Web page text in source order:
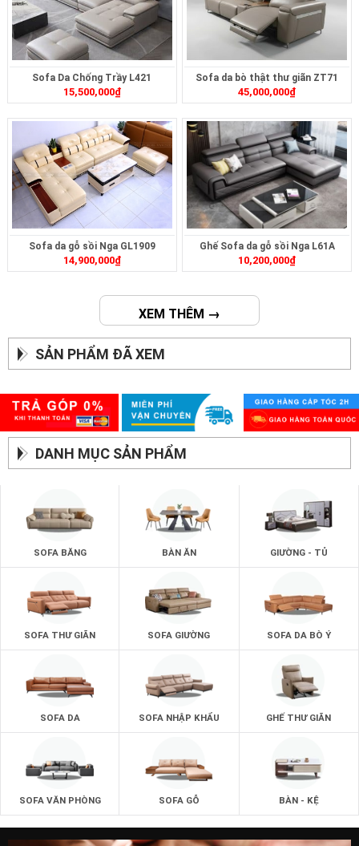
Sofa Da Chống Trầy L421
15,500,000₫
Sofa da bò thật thư giãn ZT71
45,000,000₫
Sofa da gỗ sồi Nga GL1909
14,900,000₫
Ghế Sofa da gỗ sồi Nga L61A
10,200,000₫
XEM THÊM →
SẢN PHẨM ĐÃ XEM
DANH MỤC SẢN PHẨM
SOFA BĂNG BÀN ĂN GIƯỜNG - TỦ
SOFA THƯ GIÃN SOFA GIƯỜNG SOFA DA BÒ Ý
SOFA DA SOFA NHẬP KHẨU GHẾ THƯ GIÃN
SOFA VĂN PHÒNG SOFA GỖ BÀN - KỆ